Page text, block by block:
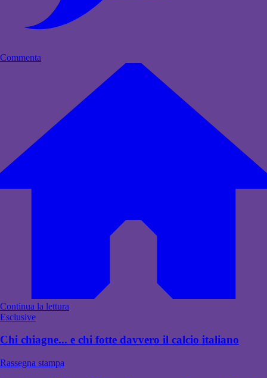
Commenta
Continua la lettura
Esclusive
Chi chiagne... e chi fotte davvero il calcio italiano
Rassegna stampa